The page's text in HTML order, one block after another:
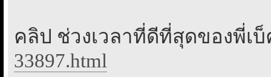
คลิป ช่วงเวลาที่ดีที่สุดของพี่เ
33897.html